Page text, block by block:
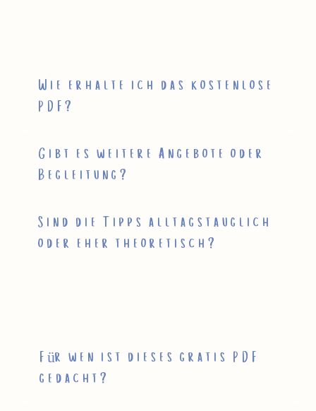
Wie erhalte ich das kostenlose
PDF?
Gibt es weitere Angebote oder
Begleitung?
Sind die Tipps alltagstauglich
oder eher theoretisch?
Für wen ist dieses gratis PDF
gedacht?